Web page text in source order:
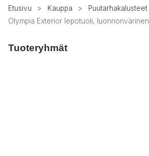
Etusivu > Kauppa > Puutarhakalusteet
Olympia Exterior lepotuoli, luonnonvärinen
Tuoteryhmät